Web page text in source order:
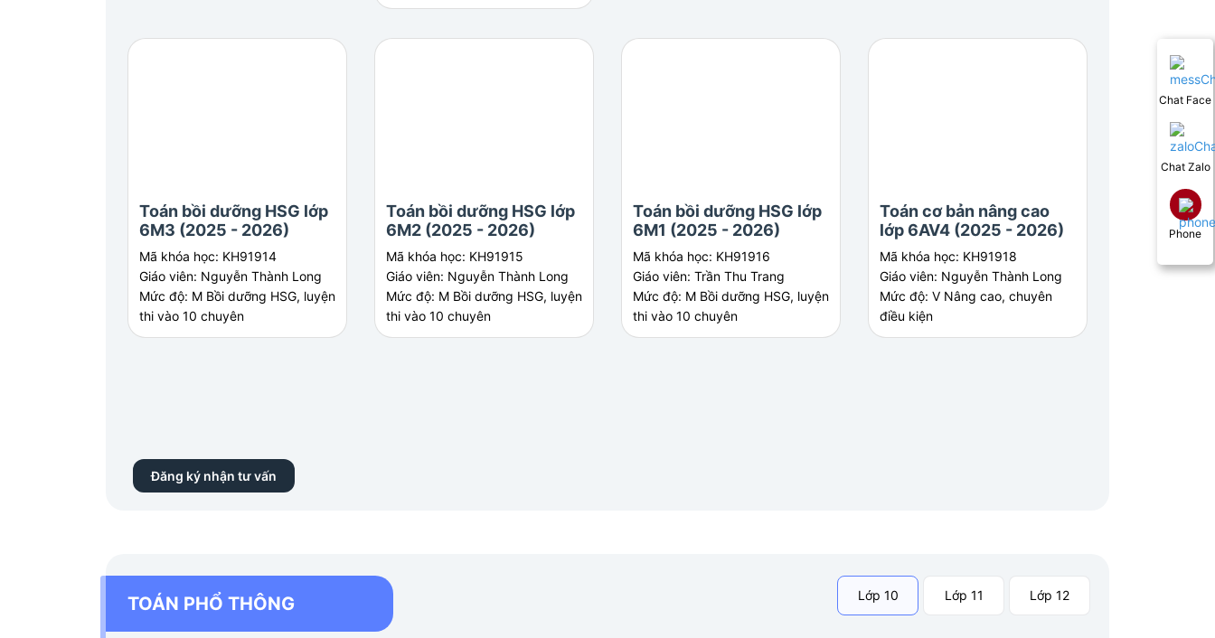
Toán bồi dưỡng HSG lớp
6M3 (2025 - 2026)
Mã khóa học: KH91914
Giáo viên: Nguyễn Thành Long
Mức độ: M Bồi dưỡng HSG, luyện
thi vào 10 chuyên
Toán bồi dưỡng HSG lớp
6M2 (2025 - 2026)
Mã khóa học: KH91915
Giáo viên: Nguyễn Thành Long
Mức độ: M Bồi dưỡng HSG, luyện
thi vào 10 chuyên
Toán bồi dưỡng HSG lớp
6M1 (2025 - 2026)
Mã khóa học: KH91916
Giáo viên: Trần Thu Trang
Mức độ: M Bồi dưỡng HSG, luyện
thi vào 10 chuyên
Toán cơ bản nâng cao
lớp 6AV4 (2025 - 2026)
Mã khóa học: KH91918
Giáo viên: Nguyễn Thành Long
Mức độ: V Nâng cao, chuyên
điều kiện
Toán cơ bản
lớp 6AV2 -
Giáo viên:
Đăng ký nhận tư vấn
TOÁN PHỔ THÔNG Lớp 10 Lớp 11 Lớp 12
Chat Face
Chat Zalo
Phone